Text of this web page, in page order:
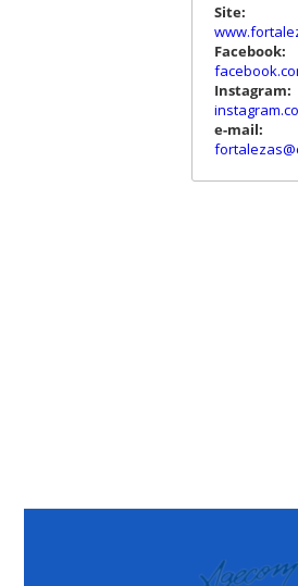
Site:
Facebook:
Instagram:
e-mail: